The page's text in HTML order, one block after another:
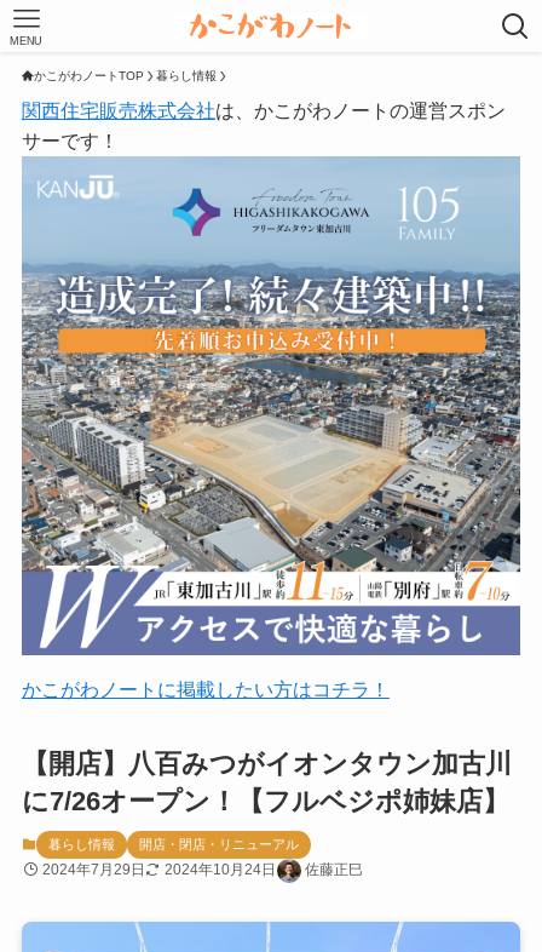
MENU
かこがわノートTOP 暮らし情報
関西住宅販売株式会社は、かこがわノートの運営スポン
サーです！
かこがわノートに掲載したい方はコチラ！
【開店】八百みつがイオンタウン加古川
に7/26オープン！【フルベジポ姉妹店】
暮らし情報 開店・閉店・リニューアル
2024年7月29日 2024年10月24日 佐藤正巳